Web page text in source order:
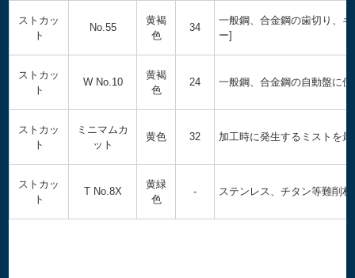
ストカッ
ト
No.55
黄褐
色
34
一般鋼、合金鋼の歯切り、
ー]
ストカッ
ト
W No.10
黄褐
色
24 一般鋼、合金鋼の自動盤に
ストカッ
ト
ミニマムカ
ット
黄色 32 加工時に発生するミストを
ストカッ
ト
T No.8X
黄緑
色
- ステンレス、チタン等難削